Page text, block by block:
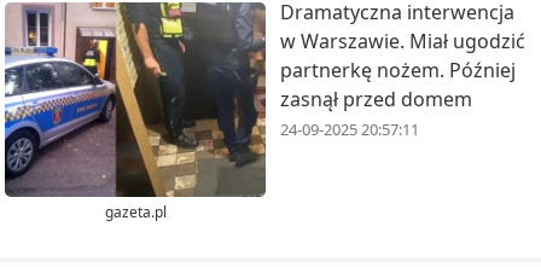
gazeta.pl
Dramatyczna interwencja
w Warszawie. Miał ugodzić
partnerkę nożem. Później
zasnął przed domem
24-09-2025 20:57:11